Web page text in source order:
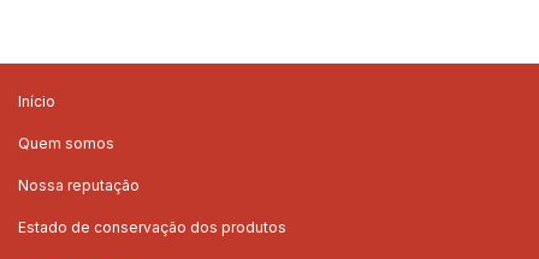
Início
Quem somos
Nossa reputação
Estado de conservação dos produtos